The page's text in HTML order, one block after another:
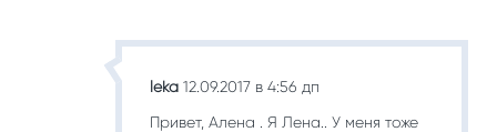
leka 12.09.2017 в 4:56 дп
Привет, Алена . Я Лена.. У меня тоже